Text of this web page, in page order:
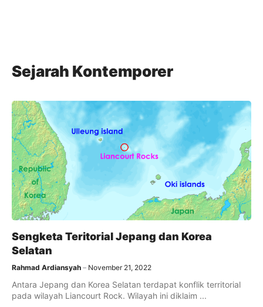
Sejarah Kontemporer
Sengketa Teritorial Jepang dan Korea
Selatan
Rahmad Ardiansyah November 21, 2022
Antara Jepang dan Korea Selatan terdapat konflik territorial
pada wilayah Liancourt Rock. Wilayah ini diklaim ...